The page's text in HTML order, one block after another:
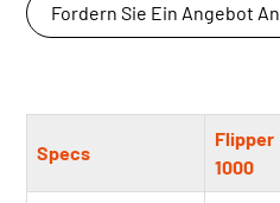
Fordern Sie Ein Angebot An
Specs
Flipper
1000